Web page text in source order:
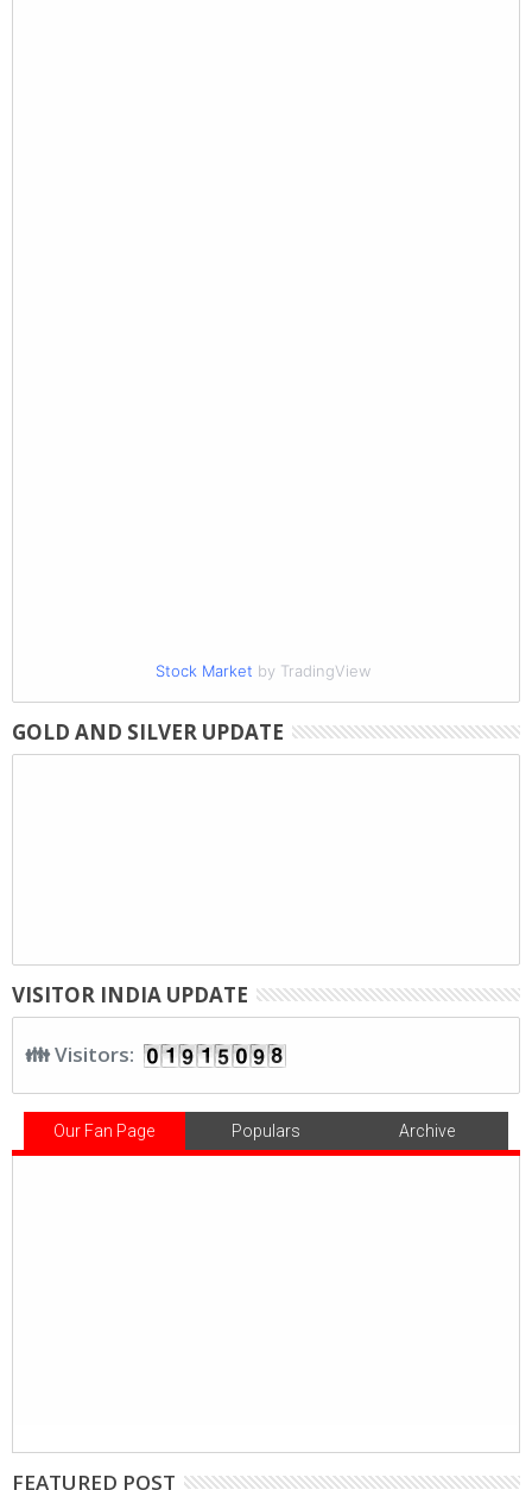
Stock Market by TradingView
GOLD AND SILVER UPDATE
VISITOR INDIA UPDATE
👪 Visitors:
Our Fan Page Populars Archive
FEATURED POST